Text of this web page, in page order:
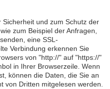
und zum Schutz der
zum Beispiel der Anfragen,
eine SSL-
Verbindung erkennen Sie
von "http://" auf "https://"
in Ihrer Browserzeile. Wenn
können die Daten, die Sie an
von Dritten mitgelesen werden.